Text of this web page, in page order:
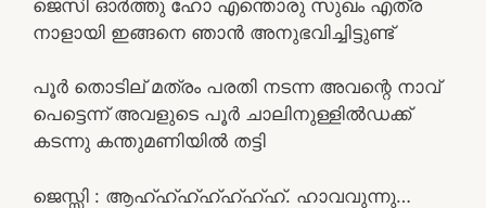
ജെസി ഓർത്തു ഹോ എന്തൊരു സുഖം എത്ര
നാളായി ഇങ്ങനെ ഞാൻ അനുഭവിച്ചിട്ടുണ്ട്
പൂർ തൊടില് മത്രം പരതി നടന്ന അവന്റെ നാവ്
പെട്ടെന്ന് അവളുടെ പൂർ ചാലിനുള്ളിൽഡക്ക്
കടന്നു കന്തുമണിയിൽ തട്ടി
ജെസ്സി : ആഹ്ഹ്ഹ്ഹ്ഹ്ഹ്ഹ്. ഹാവവുന്നു…